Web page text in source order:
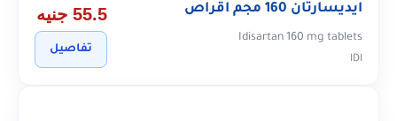
ايديسارتان 160 مجم اقراص
Idisartan 160 mg tablets
IDI
55.5 جنيه
تفاصيل